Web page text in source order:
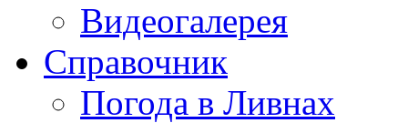
Видеогалерея
Справочник
Погода в Ливнах